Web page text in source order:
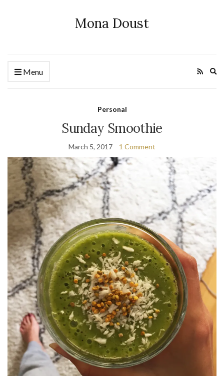
Mona Doust
Menu
Personal
Sunday Smoothie
March 5, 2017 1 Comment